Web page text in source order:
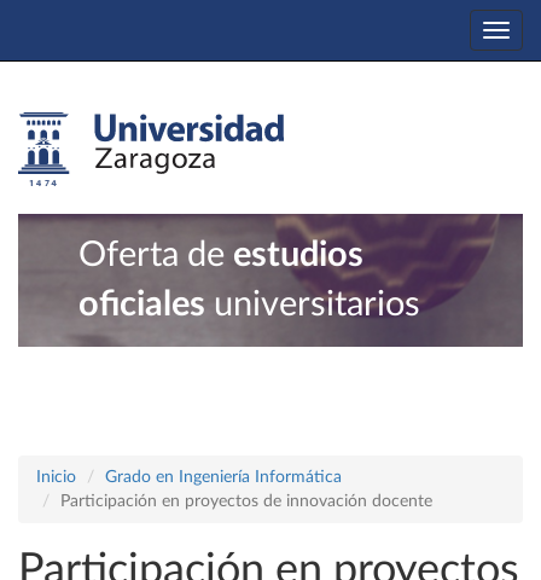
Oferta de estudios
oficiales universitarios
Inicio
Grado en Ingeniería Informática
Participación en proyectos de innovación docente
Participación en proyectos